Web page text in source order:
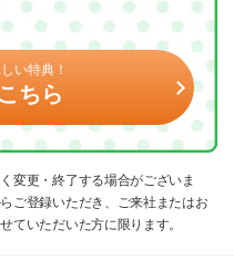
い特典！
ちら
変更・終了する場合がございま
ご登録いただき、ご来社またはお
ていただいた方に限ります。